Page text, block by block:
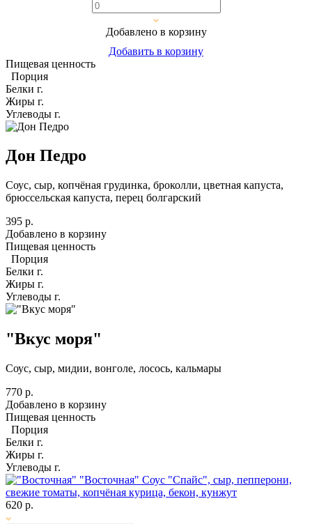
Добавлено в корзину
Добавить в корзину
Пищевая ценность
Порция
Белки г.
Жиры г.
Углеводы г.
Дон Педро
Соус, сыр, копчёная грудинка, броколли, цветная капуста,
брюссельская капуста, перец болгарский
395 р.
Добавлено в корзину
Пищевая ценность
Порция
Белки г.
Жиры г.
Углеводы г.
"Вкус моря"
Соус, сыр, мидии, вонголе, лосось, кальмары
770 р.
Добавлено в корзину
Пищевая ценность
Порция
Белки г.
Жиры г.
Углеводы г.
"Восточная" Соус "Спайс", сыр, пепперони,
свежие томаты, копчёная курица, бекон, кунжут
620 р.